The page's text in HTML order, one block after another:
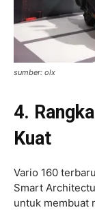
sumber: olx
4.
Kuat
Vario 160
Smart
untuk membuat